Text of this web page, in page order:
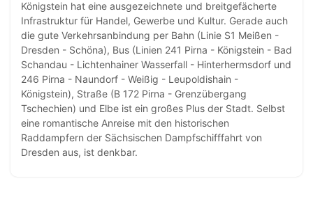
Königstein hat eine ausgezeichnete und breitgefächerte
Infrastruktur für Handel, Gewerbe und Kultur. Gerade auch
die gute Verkehrsanbindung per Bahn (Linie S1 Meißen -
Dresden - Schöna), Bus (Linien 241 Pirna - Königstein - Bad
Schandau - Lichtenhainer Wasserfall - Hinterhermsdorf und
246 Pirna - Naundorf - Weißig - Leupoldishain -
Königstein), Straße (B 172 Pirna - Grenzübergang
Tschechien) und Elbe ist ein großes Plus der Stadt. Selbst
eine romantische Anreise mit den historischen
Raddampfern der Sächsischen Dampfschifffahrt von
Dresden aus, ist denkbar.